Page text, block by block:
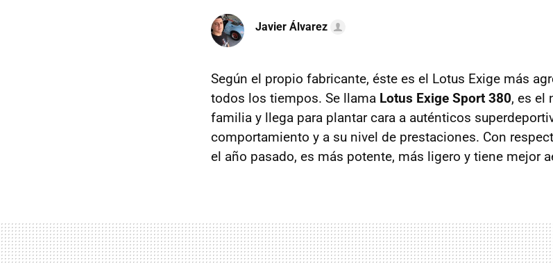
Javier Álvarez
Según el propio fabricante, éste es el Lotus Exige más
todos los tiempos. Se llama Lotus Exige Sport 380, es el
familia y llega para plantar cara a auténticos
comportamiento y a su nivel de prestaciones. Con
el año pasado, es más potente, más ligero y tiene mejor